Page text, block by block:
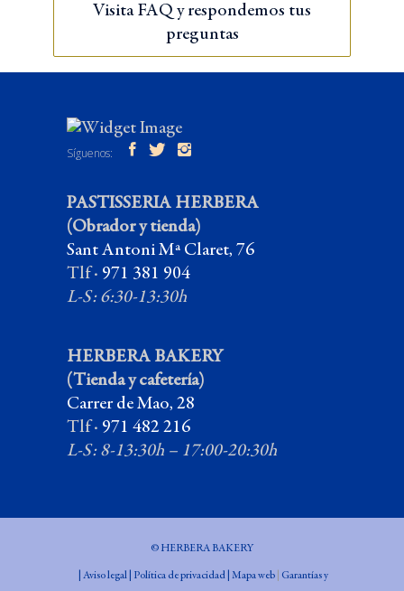
Visita FAQ y respondemos tus
preguntas
Síguenos:
PASTISSERIA HERBERA
(Obrador y tienda)
Sant Antoni Mª Claret, 76
Tlf · 971 381 904
L-S: 6:30-13:30h
HERBERA BAKERY
(Tienda y cafetería)
Carrer de Mao, 28
Tlf · 971 482 216
L-S: 8-13:30h – 17:00-20:30h
© HERBERA BAKERY
Aviso legal| Política de privacidad Mapa web| Garantías y